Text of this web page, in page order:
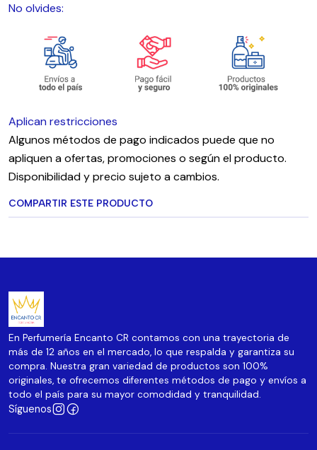
No olvides:
Aplican restricciones
Algunos métodos de pago indicados puede que no
apliquen a ofertas, promociones o según el producto.
Disponibilidad y precio sujeto a cambios.
COMPARTIR ESTE PRODUCTO
En Perfumería Encanto CR contamos con una trayectoria de
más de 12 años en el mercado, lo que respalda y garantiza su
compra. Nuestra gran variedad de productos son 100%
originales, te ofrecemos diferentes métodos de pago y envíos a
todo el país para su mayor comodidad y tranquilidad.
Síguenos